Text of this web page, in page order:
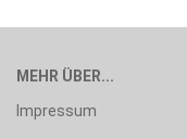
MEHR ÜBER...
Impressum